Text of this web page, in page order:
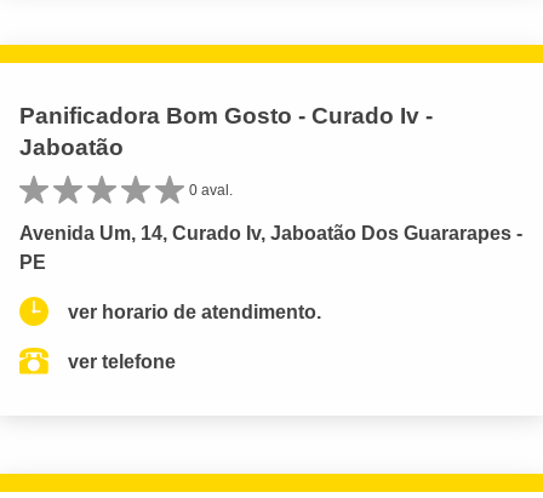
Panificadora Bom Gosto - Curado Iv -
Jaboatão
0 aval.
Avenida Um, 14, Curado Iv, Jaboatão Dos Guararapes -
PE
ver horario de atendimento.
ver telefone